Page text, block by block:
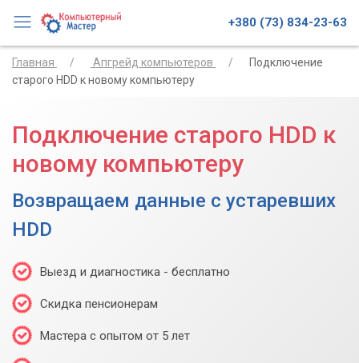
+380 (73) 834-23-63
Главная Апгрейд компьютеров
Подключение
старого HDD к новому компьютеру
Подключение старого HDD к
новому компьютеру
Возвращаем данные с устаревших
HDD
Выезд и диагностика - бесплатно
Скидка пенсионерам
Мастера с опытом от 5 лет